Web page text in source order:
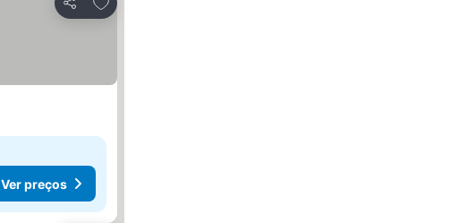
Partilhar
Ver preços